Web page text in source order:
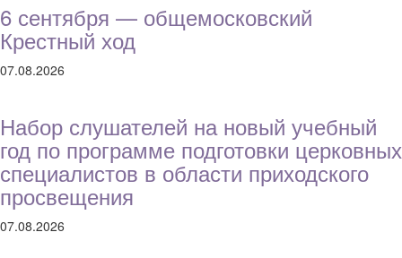
6 сентября — общемосковский
Крестный ход
07.08.2026
Набор слушателей на новый учебный
год по программе подготовки церковных
специалистов в области приходского
просвещения
07.08.2026